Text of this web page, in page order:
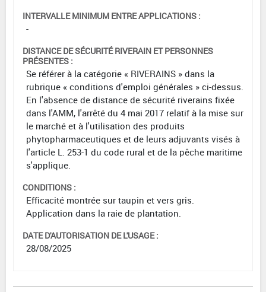
INTERVALLE MINIMUM ENTRE APPLICATIONS :
-
DISTANCE DE SÉCURITÉ RIVERAIN ET PERSONNES
PRÉSENTES :
Se référer à la catégorie « RIVERAINS » dans la
rubrique « conditions d'emploi générales » ci-dessus.
En l'absence de distance de sécurité riverains fixée
dans l'AMM, l'arrêté du 4 mai 2017 relatif à la mise sur
le marché et à l'utilisation des produits
phytopharmaceutiques et de leurs adjuvants visés à
l'article L. 253-1 du code rural et de la pêche maritime
s'applique.
CONDITIONS :
Efficacité montrée sur taupin et vers gris.
Application dans la raie de plantation.
DATE D'AUTORISATION DE L'USAGE :
28/08/2025